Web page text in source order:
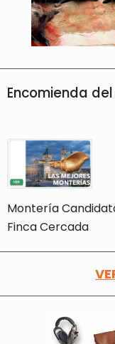
Encomienda
Montería
Finca Cercada